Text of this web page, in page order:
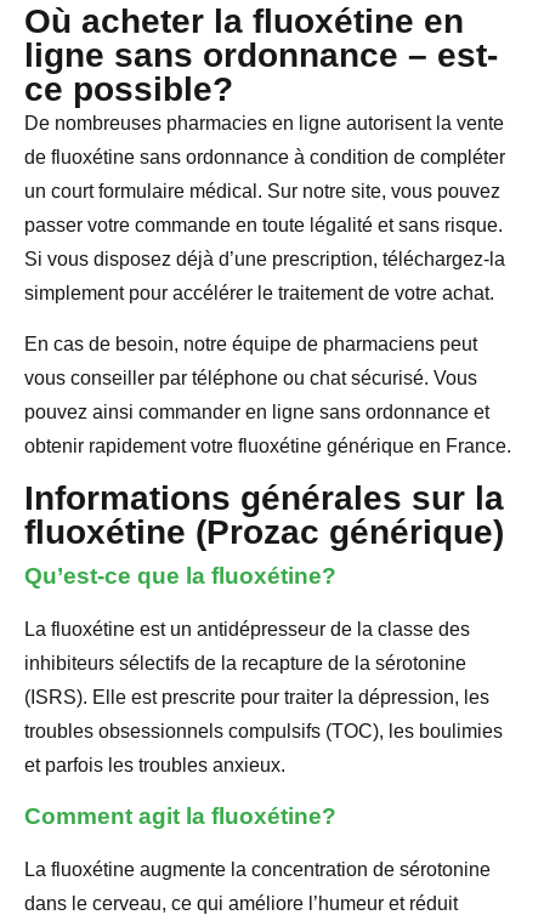
Où acheter la fluoxétine en
ligne sans ordonnance – est-
ce possible?
De nombreuses pharmacies en ligne autorisent la vente
de fluoxétine sans ordonnance à condition de compléter
un court formulaire médical. Sur notre site, vous pouvez
passer votre commande en toute légalité et sans risque.
Si vous disposez déjà d’une prescription, téléchargez-la
simplement pour accélérer le traitement de votre achat.
En cas de besoin, notre équipe de pharmaciens peut
vous conseiller par téléphone ou chat sécurisé. Vous
pouvez ainsi commander en ligne sans ordonnance et
obtenir rapidement votre fluoxétine générique en France.
Informations générales sur la
fluoxétine (Prozac générique)
Qu’est-ce que la fluoxétine?
La fluoxétine est un antidépresseur de la classe des
inhibiteurs sélectifs de la recapture de la sérotonine
(ISRS). Elle est prescrite pour traiter la dépression, les
troubles obsessionnels compulsifs (TOC), les boulimies
et parfois les troubles anxieux.
Comment agit la fluoxétine?
La fluoxétine augmente la concentration de sérotonine
dans le cerveau, ce qui améliore l’humeur et réduit